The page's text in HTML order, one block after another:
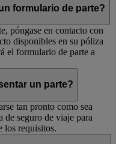
formulario de parte?
póngase en contacto con
disponibles en su póliza
el formulario de parte a
un parte?
tan pronto como sea
seguro de viaje para
los requisitos.